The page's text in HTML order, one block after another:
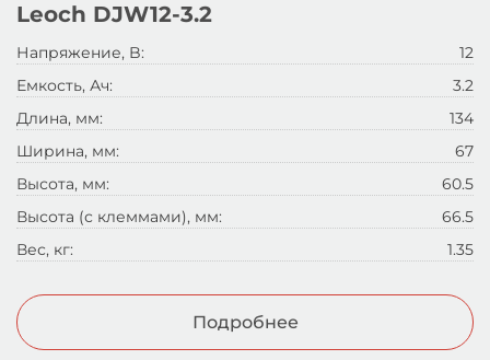
Leoch DJW12-3.2
Напряжение, B:
12
Емкость, Ач:
3.2
Длина, мм:
134
Ширина, мм:
67
Высота, мм:
60.5
Высота (с клеммами), мм:
66.5
Вес, кг:
1.35
Подробнее